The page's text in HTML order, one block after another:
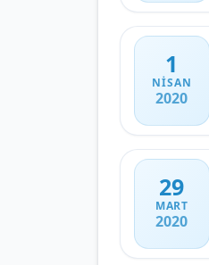
1
NISAN
2020
29
MART
2020